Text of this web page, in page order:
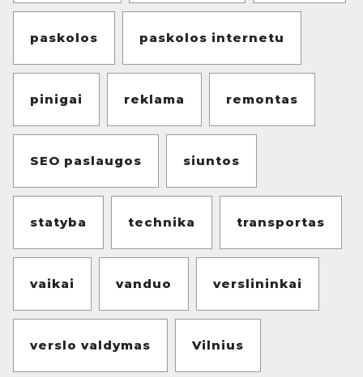
paskolos paskolos internetu
pinigai reklama remontas
SEO paslaugos siuntos
statyba technika transportas
vaikai vanduo verslininkai
verslo valdymas Vilnius